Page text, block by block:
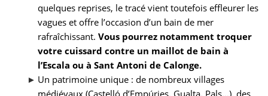
quelques reprises, le tracé vient toutefois effleurer les
vagues et offre l’occasion d’un bain de mer
rafraîchissant. Vous pourrez notamment troquer
votre cuissard contre un maillot de bain à
l’Escala ou à Sant Antoni de Calonge.
Un patrimoine unique : de nombreux villages
médiévaux (Castelló d’Empúries, Gualta, Pals…), des